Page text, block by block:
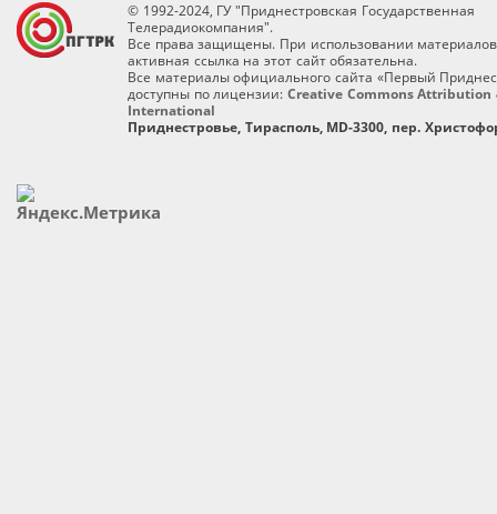
© 1992-2024, ГУ "Приднестровская Государственная
Телерадиокомпания".
Все права защищены. При использовании
активная ссылка на этот сайт обязательна.
Все материалы официального сайта «Первый
доступны по лицензии: Creative Commons Attribution
International
Приднестровье, Тирасполь, MD-3300, пер.